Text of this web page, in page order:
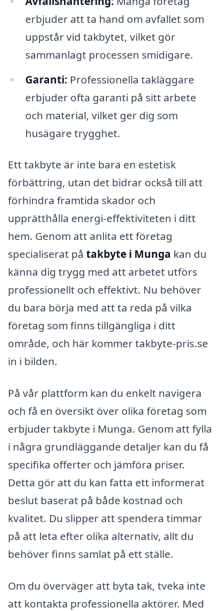
erbjuder att ta hand om avfallet som
uppstår vid takbytet, vilket gör
sammanlagt processen smidigare.
Garanti: Professionella takläggare
erbjuder ofta garanti på sitt arbete
och material, vilket ger dig som
husägare trygghet.
Ett takbyte är inte bara en estetisk
förbättring, utan det bidrar också till att
förhindra framtida skador och
upprätthålla energi-effektiviteten i ditt
hem. Genom att anlita ett företag
specialiserat på takbyte i Munga kan du
känna dig trygg med att arbetet utförs
professionellt och effektivt. Nu behöver
du bara börja med att ta reda på vilka
företag som finns tillgängliga i ditt
område, och här kommer takbyte-pris.se
in i bilden.
På vår plattform kan du enkelt navigera
och få en översikt över olika företag som
erbjuder takbyte i Munga. Genom att fylla
i några grundläggande detaljer kan du få
specifika offerter och jämföra priser.
Detta gör att du kan fatta ett informerat
beslut baserat på både kostnad och
kvalitet. Du slipper att spendera timmar
på att leta efter olika alternativ, allt du
behöver finns samlat på ett ställe.
Om du överväger att byta tak, tveka inte
att kontakta professionella aktörer. Med